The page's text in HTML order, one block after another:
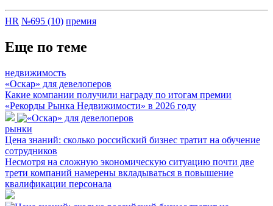
HR №695 (10) премия
Еще по теме
недвижимость
«Оскар» для девелоперов
Какие компании получили награду по итогам премии
«Рекорды Рынка Недвижимости» в 2026 году
рынки
Цена знаний: сколько российский бизнес тратит на обучение
сотрудников
Несмотря на сложную экономическую ситуацию почти две
трети компаний намерены вкладываться в повышение
квалификации персонала